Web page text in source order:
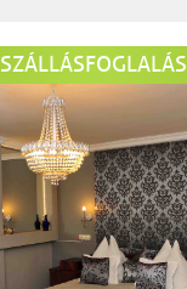
SZÁLLÁSFOGLALÁS